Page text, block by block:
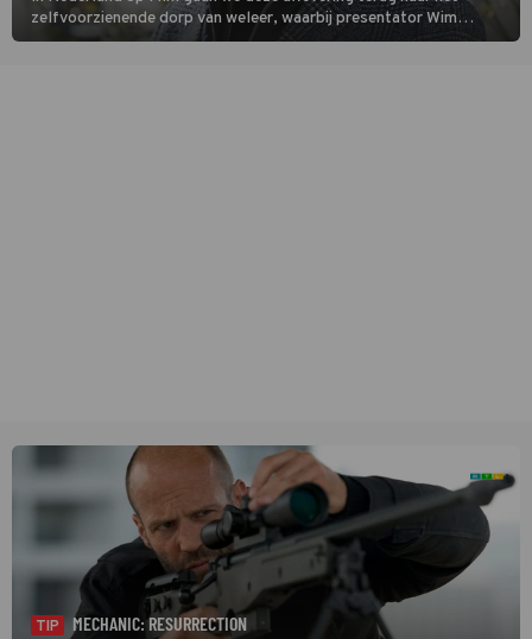
zelfvoorzienende dorp van weleer, waarbij presentator Wim
Daniëls de kijkers meeneemt op reis door de tijd aan de hand van
TIP
MECHANIC: RESURRECTION